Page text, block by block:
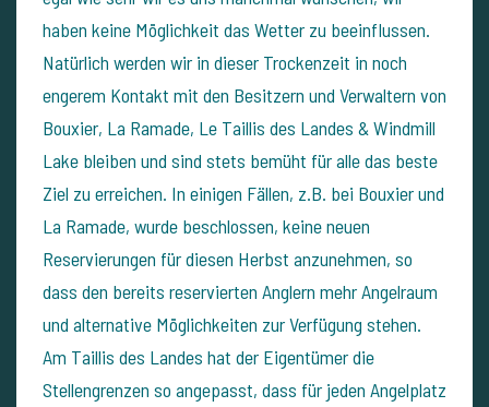
haben keine Möglichkeit das Wetter zu beeinflussen.
Natürlich werden wir in dieser Trockenzeit in noch
engerem Kontakt mit den Besitzern und Verwaltern von
Bouxier, La Ramade, Le Taillis des Landes & Windmill
Lake bleiben und sind stets bemüht für alle das beste
Ziel zu erreichen. In einigen Fällen, z.B. bei Bouxier und
La Ramade, wurde beschlossen, keine neuen
Reservierungen für diesen Herbst anzunehmen, so
dass den bereits reservierten Anglern mehr Angelraum
und alternative Möglichkeiten zur Verfügung stehen.
Am Taillis des Landes hat der Eigentümer die
Stellengrenzen so angepasst, dass für jeden Angelplatz